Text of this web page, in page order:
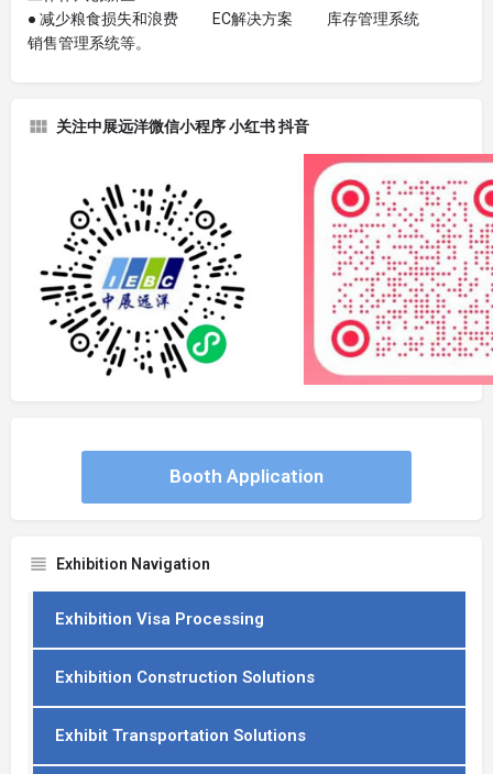
● 减少粮食损失和浪费 EC解决方案 库存管理系统
销售管理系统等。
关注中展远洋微信小程序 小红书 抖音
Booth Application
Exhibition Navigation
Exhibition Visa Processing
Exhibition Construction Solutions
Exhibit Transportation Solutions